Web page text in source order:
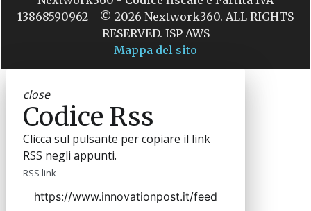
13868590962 - © 2026 Nextwork360. ALL RIGHTS
RESERVED. ISP AWS
Mappa del sito
close
Codice Rss
Clicca sul pulsante per copiare il link
RSS negli appunti.
RSS link